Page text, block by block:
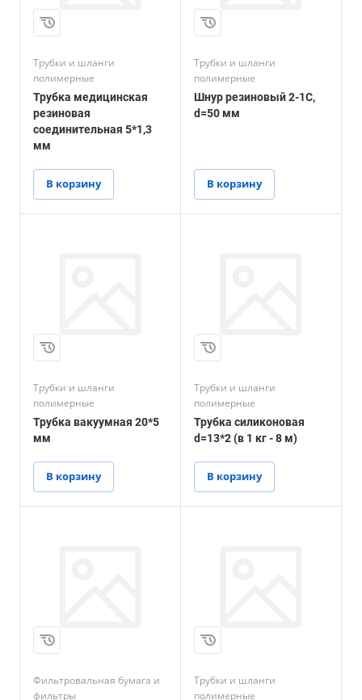
Трубки и шланги
полимерные
Трубка медицинская
резиновая
соединительная 5*1,3
мм
В корзину
Трубки и шланги
полимерные
Шнур резиновый 2-1С,
d=50 мм
В корзину
Трубки и шланги
полимерные
Трубка вакуумная 20*5
мм
В корзину
Трубки и шланги
полимерные
Трубка силиконовая
d=13*2 (в 1 кг - 8 м)
В корзину
Фильтровальная бумага и
фильтры
Трубки и шланги
полимерные